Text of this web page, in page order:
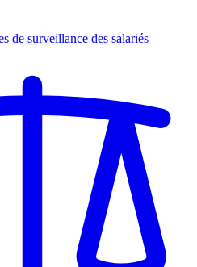
de surveillance des salariés